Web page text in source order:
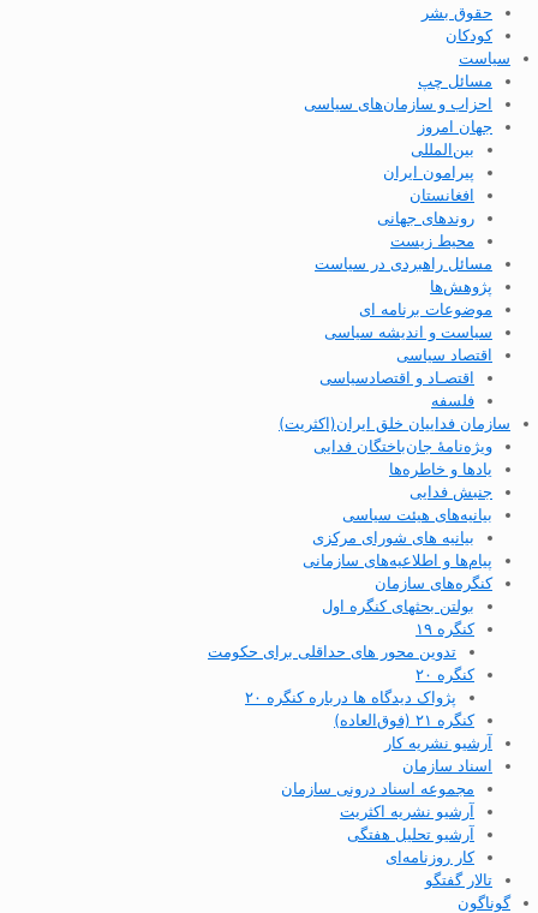
حقوق بشر
کودکان
سیاست
مسائل چپ
احزاب و سازمان‌های سیاسی
جهان امروز
بین‌المللی
پیرامون ایران
افغانستان
روندهای جهانی
محیط زیست
مسائل راهبردی در سیاست
پژوهش‌ها
موضوعات برنامه ای
سیاست و اندیشه سیاسی
اقتصاد سیاسی
اقتصـاد و اقتصاد‌سیاسی
فلسفه
سازمان فداییان خلق ایران(اکثریت)
ویژه‌نامهٔ جان‌باختگان فدایی
یادها و خاطره‌ها
جنبش فدایی
بیانیه‌های هیئت سیاسی
بیانیه های شورای مرکزی
پیام‌ها و اطلاعیه‌های سازمانی
کنگره‌های سازمان
بولتن بحثهای کنگره اول
کنگره ۱۹
تدوین محور های حداقلی برای حکومت
کنگره ۲۰
پژواک دیدگاه ها درباره کنگره ۲۰
کنگره ۲۱ (فوق‌العاده)
آرشیو نشریه کار
اسناد سازمان
مجموعه اسناد درونی سازمان
آرشیو نشریه اکثریت
آرشیو تحلیل هفتگی
کار روزنامه‌ای
تالار گفتگو
گوناگون